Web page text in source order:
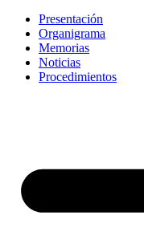
Presentación
Organigrama
Memorias
Noticias
Procedimientos